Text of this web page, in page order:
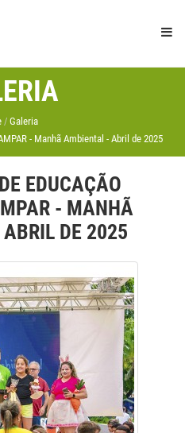
Galeria
- Manhã Ambiental - Abril de 2025
EDUCAÇÃO
- MANHÃ
DE 2025